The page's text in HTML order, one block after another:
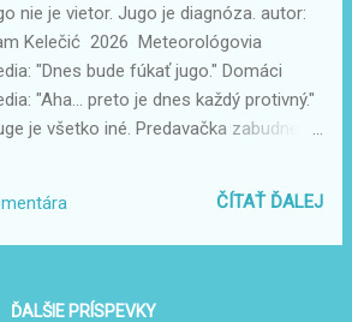
brinemo i o apartmanima Mario. I ne,
samo doček gostiju, odjava, prijava,
polog, milijun poruka, telefoniranje i
na pitanja tipa: "Koliko je more
Ne. Mi smo uz sve to dobili još
onu koju treba dovesti cisternom. I kad
nie je vietor. Jugo je diagnóza. autor:
Kelečić 2026 Meteorológovia
"Dnes bude fúkať jugo." Domáci
"Aha... preto je dnes každý protivný."
je všetko iné. Predavačka zabudne
chvost. Deti sa hádajú. Muži mlčia.
hovoria, že ich bolí hlava. A každý druhý
tvrdí: "Niečo visí vo vzduchu."
starých rybárov. Sedeli pred
ČÍTAŤ ĎALEJ
ĎALŠIE PRÍSPEVKY